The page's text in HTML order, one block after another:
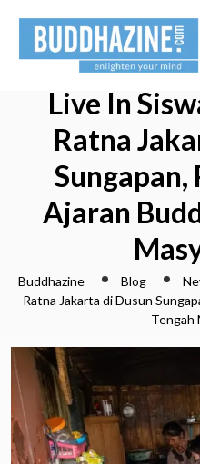
Live In
Ratna
Sungapan,
Ajaran
Buddhazine Blog
Ratna Jakarta di Dusun
Tengah